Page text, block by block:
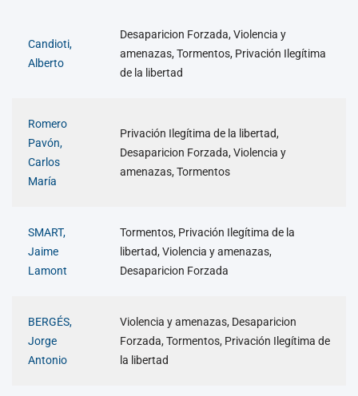
Candioti,
Alberto
Desaparicion Forzada, Violencia y
amenazas, Tormentos, Privación Ilegítima
de la libertad
Romero
Pavón,
Carlos
María
Privación Ilegítima de la libertad,
Desaparicion Forzada, Violencia y
amenazas, Tormentos
SMART,
Jaime
Lamont
Tormentos, Privación Ilegítima de la
libertad, Violencia y amenazas,
Desaparicion Forzada
BERGÉS,
Jorge
Antonio
Violencia y amenazas, Desaparicion
Forzada, Tormentos, Privación Ilegítima de
la libertad